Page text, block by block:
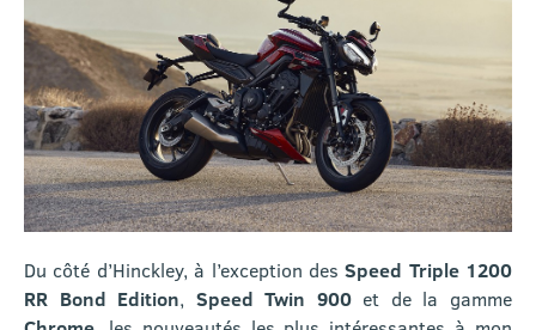
Du côté d’Hinckley, à l’exception desSpeed Triple 1200
RR Bond Edition, Speed Twin 900et de la gamme